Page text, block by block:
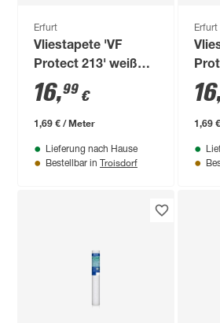
Erfurt
Vliestapete 'VF
Protect 213' weiß
0,53 x 10,05 m
16,99 €
1,69 € / Meter
Lieferung nach Hause
Bestellbar in Troisdorf
Erfurt
16
1,69